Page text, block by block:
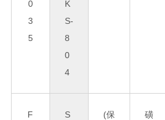
0
3
5
K
S-
8
0
4
F
S
(保
磺